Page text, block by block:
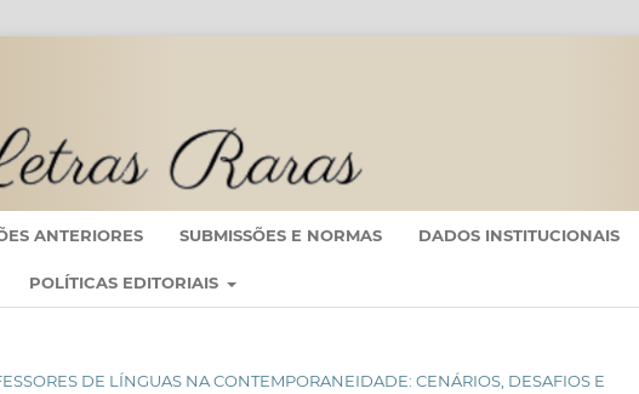
ANTERIORES SUBMISSÕES E NORMAS DADOS INSTITUCIONAIS
POLÍTICAS EDITORIAIS
DE LÍNGUAS NA CONTEMPORANEIDADE: CENÁRIOS, DESAFIOS E